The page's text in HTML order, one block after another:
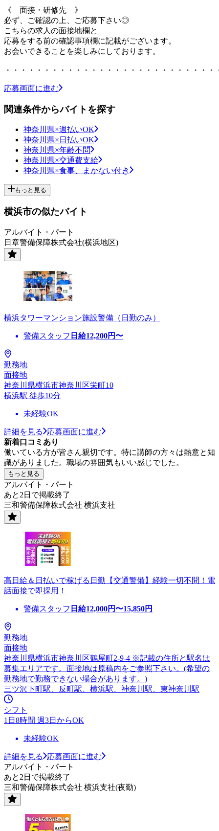
《 面接・研修先 》
必ず、ご確認の上、ご応募下さい◎
こちらの求人の面接地欄と
応募をする前の確認事項欄に記載がございます。
お会いできることを楽しみにしております。
・・・・・・・・・・・・・・・・・・・・・・・・・・・
応募画面に進む
関連条件からバイトを探す
神奈川県×週払いOK
神奈川県×日払いOK
神奈川県×年齢不問
神奈川県×交通費支給
神奈川県×食事、まかない付き
もっと見る
横浜市の似たバイト
アルバイト・パート
日章警備保障株式会社(横浜地区)
横浜タワーマンション施設警備（日勤のみ）
警備スタッフ 日給12,200円〜
勤務地
面接地
神奈川県横浜市神奈川区栄町10
横浜駅 徒歩10分
未経験OK
詳細を見る
応募画面に進む
新着口コミあり
働いている方が皆さん親切です。特に講師の方々は熱意と知
識がありました。職場の雰囲気もいい感じでした。
もっと見る
アルバイト・パート
あと2日で掲載終了
三和警備保障株式会社 横浜支社
高日給＆日払いで稼げる日勤【交通警備】経験一切不問！電
話面接で即採用！
警備スタッフ 日給12,000円〜15,850円
勤務地
面接地
神奈川県横浜市神奈川区鶴屋町2-9-4 ※記載の住所と駅名は
募集エリアです。面接地は原稿内をご参照下さい。(希望の
勤務地で勤務できない場合があります。)
三ツ沢下町駅、反町駅、横浜駅、神奈川駅、東神奈川駅
シフト
1日8時間 週3日からOK
未経験OK
詳細を見る
応募画面に進む
アルバイト・パート
あと2日で掲載終了
三和警備保障株式会社 横浜支社(夜勤)